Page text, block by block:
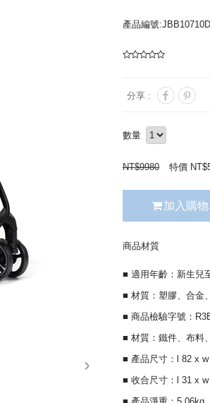
next
產品編號:JBB10710D
分享 :
數量
NT$9980 特價 NT$
加入購
商品材質
■ 適用年齡：新生兒
■ 材質：塑膠、合金
■ 商品檢驗字號：
■ 材質：鐵件、布料
■ 產品尺寸：l 82 x
■ 收合尺寸：l 31 x